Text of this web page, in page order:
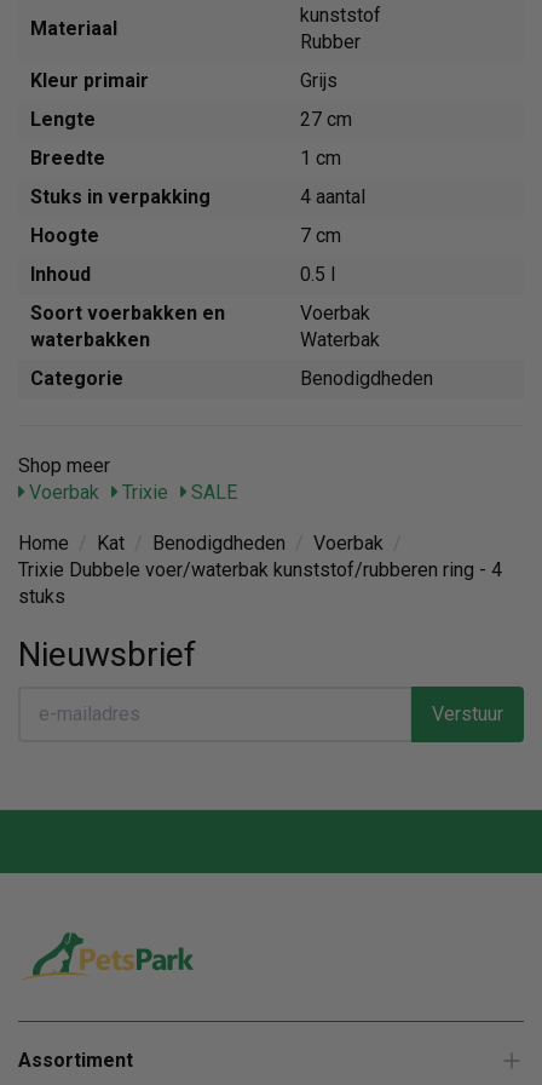
Materiaal
kunststof
Rubber
Kleur primair
Grijs
Lengte
27 cm
Breedte
1 cm
Stuks in verpakking
4 aantal
Hoogte
7 cm
Inhoud
0.5 l
Soort voerbakken en
waterbakken
Voerbak
Waterbak
Categorie
Benodigdheden
Shop meer
Voerbak
Trixie SALE
Home Kat Benodigdheden Voerbak
Trixie Dubbele voer/waterbak kunststof/rubberen ring - 4
stuks
Nieuwsbrief
Verstuur
Assortiment